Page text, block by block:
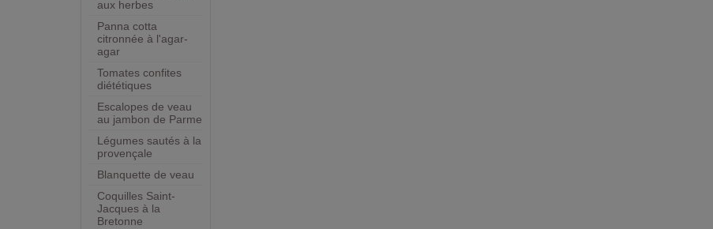
aux herbes
Panna cotta
citronnée à l'agar-
agar
Tomates confites
diététiques
Escalopes de veau
au jambon de Parme
Légumes sautés à la
provençale
Blanquette de veau
Coquilles Saint-
Jacques à la
Bretonne